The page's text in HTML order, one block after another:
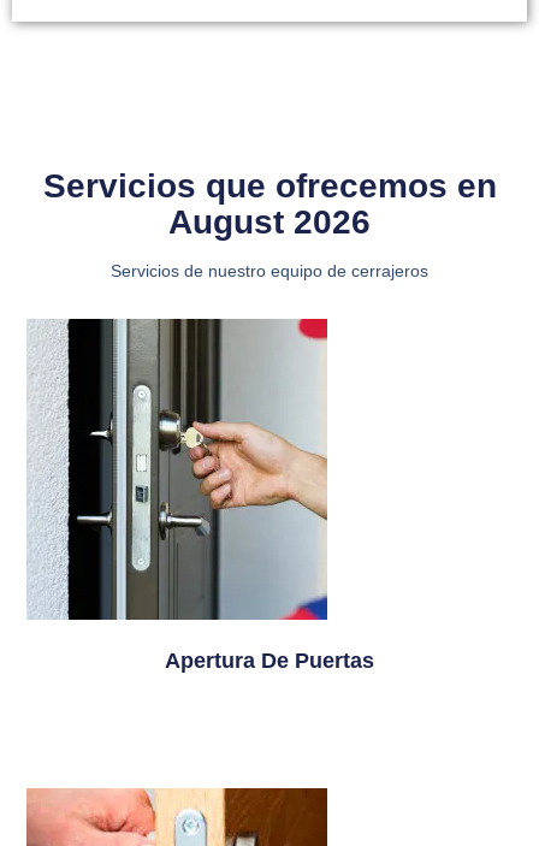
Servicios que ofrecemos en
August 2026
Servicios de nuestro equipo de cerrajeros
Apertura De Puertas